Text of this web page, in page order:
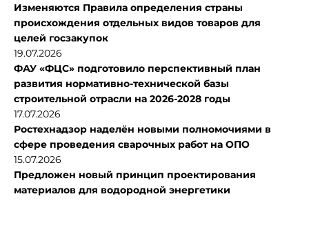
Изменяются Правила определения страны
происхождения отдельных видов товаров для
целей госзакупок
19.07.2026
ФАУ «ФЦС» подготовило перспективный план
развития нормативно-технической базы
строительной отрасли на 2026-2028 годы
17.07.2026
Ростехнадзор наделён новыми полномочиями в
сфере проведения сварочных работ на ОПО
15.07.2026
Предложен новый принцип проектирования
материалов для водородной энергетики